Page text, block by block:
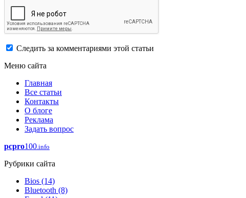
Следить за комментариями этой статьи
Меню сайта
Главная
Все статьи
Контакты
О блоге
Реклама
Задать вопрос
pcpro100.info
Рубрики сайта
Bios (14)
Bluetooth (8)